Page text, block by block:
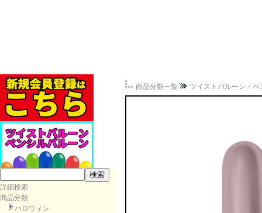
詳細検索
商品分類
ハロウィン
商品分類一覧 ツイストバルーン・